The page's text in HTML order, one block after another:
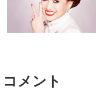
コメント